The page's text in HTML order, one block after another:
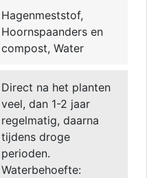
Hagenmeststof,
Hoornspaanders en
compost, Water
Direct na het planten
veel, dan 1-2 jaar
regelmatig, daarna
tijdens droge
perioden.
Waterbehoefte: